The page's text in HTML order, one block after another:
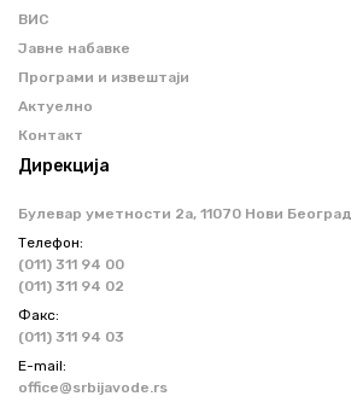
ВИС
Јавне набавке
Програми и извештаји
Актуелно
Контакт
Дирекција
Булевар уметности 2a, 11070 Нови Београд
Телефон:
(011) 311 94 00
(011) 311 94 02
Факс:
(011) 311 94 03
Е-mail:
office@srbijavode.rs